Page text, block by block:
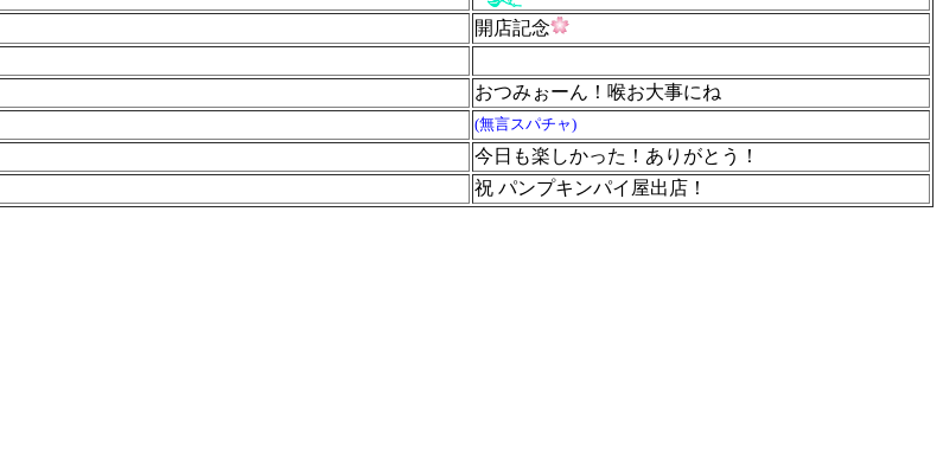
開店記念
おつみぉーん！喉お大事にね
(無言スパチャ)
今日も楽しかった！ありがとう！
祝 パンプキンパイ屋出店！